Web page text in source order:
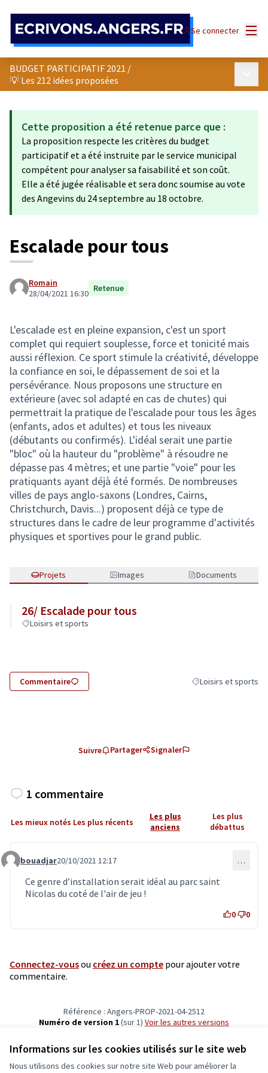
Informations sur les cookies utilisés sur le site web
Nous utilisons des cookies sur notre site Web pour améliorer la
Se connecter
BUDGET PARTICIPATIF 2021 /
💡 Les 212 idées proposées
Cette proposition a été retenue parce que :
La proposition respecte les critères du budget
participatif et a été instruite par le service municipal
compétent pour analyser sa faisabilité et son coût.
Elle a été jugée réalisable et sera donc soumise au vote
des Angevins du 24 septembre au 18 octobre.
Escalade pour tous
Romain
28/04/2021 16:30 Retenue
L'escalade est en pleine expansion, c'est un sport
complet qui requiert souplesse, force et tonicité mais
aussi réflexion. Ce sport stimule la créativité, développe
la confiance en soi, le dépassement de soi et la
persévérance. Nous proposons une structure en
extérieure (avec sol adapté en cas de chutes) qui
permettrait la pratique de l'escalade pour tous les âges
(enfants, ados et adultes) et tous les niveaux
(débutants ou confirmés). L'idéal serait une partie
"bloc" où la hauteur du "problème" à résoudre ne
dépasse pas 4 mètres; et une partie "voie" pour les
pratiquants ayant déjà été formés. De nombreuses
villes de pays anglo-saxons (Londres, Cairns,
Christchurch, Davis...) proposent déjà ce type de
structures dans le cadre de leur programme d'activités
physiques et sportives pour le grand public.
Projets Images Documents
26/ Escalade pour tous
Loisirs et sports
Commentaire Filtrer les résultats
Loisirs et sports
Suivre Partager Signaler
1 commentaire
Les mieux notés Les plus récents
Les plus
anciens
Les plus
débattus
Commentaire 3495
bouadjar20/10/2021 12:17 …
Ce genre d’installation serait idéal au parc saint
Nicolas du coté de l'air de jeu !
0 0
Connectez-vousou créez un compte pour ajouter votre
commentaire.
Référence : Angers-PROP-2021-04-2512
Numéro de version 1(sur 1)
voir les autres versions
Conditions d'utilisation